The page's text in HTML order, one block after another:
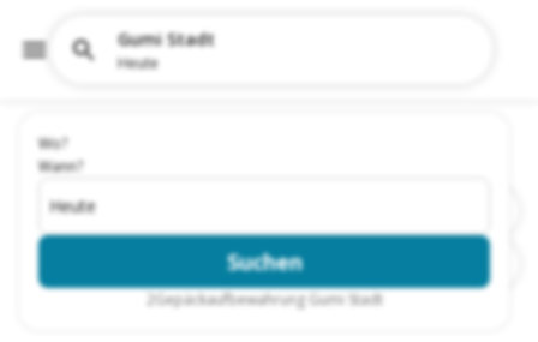
Wo?
Wann?
Heute
Suchen
Gepäckaufbewahrung Gumi Stadt
Gumi Stadt
Heute